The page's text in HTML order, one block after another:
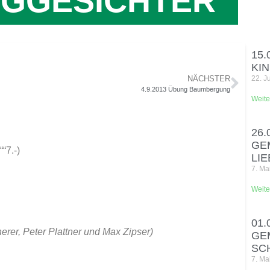
NÄCHSTER
4.9.2013 Übung Baumbergung
)
Peter Plattner und Max Zipser)
22.
7.
7.